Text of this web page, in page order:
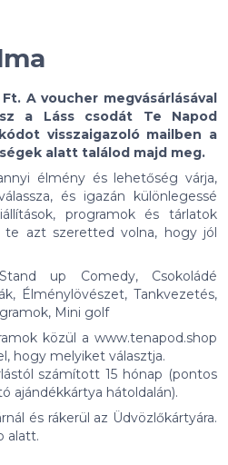
A voucher megvásárlásával
a Láss csodát Te Napod
visszaigazoló mailben a
alatt találod majd meg.
élmény és lehetőség várja,
és igazán különlegessé
programok és tárlatok
te azt szeretted volna, hogy jól
up Comedy, Csokoládé
Élménylövészet, Tankvezetés,
Mini golf
közül a www.tenapod.shop
hogy melyiket választja.
számított 15 hónap (pontos
ajándékkártya hátoldalán).
és rákerül az Üdvözlőkártyára.
alatt.